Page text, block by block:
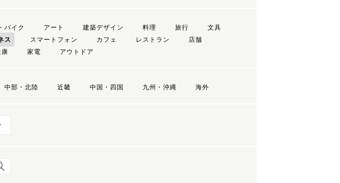
バイク アート 建築デザイン 料理 旅行
文具
ス スマートフォン カフェ レストラン
店舗
家電 アウトドア
中部・北陸 近畿 中国・四国 九州・沖縄 海外